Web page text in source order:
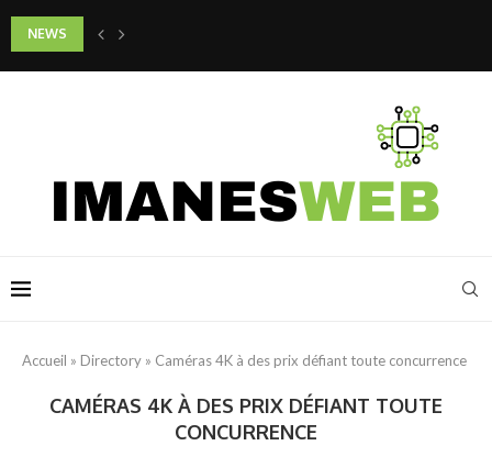
NEWS
Quels gestes adopter pour préserver la jeunesse de son cou et de son
Accueil » Directory » Caméras 4K à des prix défiant toute concurrence
CAMÉRAS 4K À DES PRIX DÉFIANT TOUTE
CONCURRENCE